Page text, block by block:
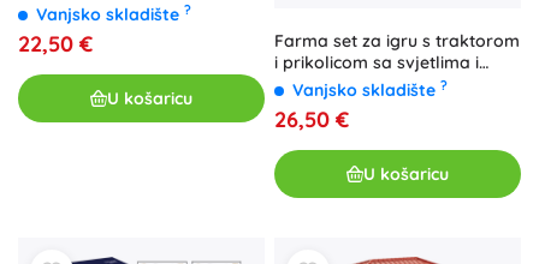
Vanjsko skladište ?
22,50 €
U košaricu
Farma set za igru s traktorom
i prikolicom sa svjetlima i
zvukovima, 16 dijelova
Vanjsko skladište ?
26,50 €
U košaricu